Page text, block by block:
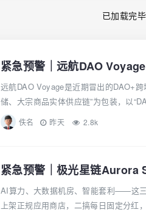
已加载完
远航DAO Voyage是近期冒出的DAO+
储、大宗商品实体供应链”为包装，以
佚名 昨天 2.8k
紧急预警｜极光星链Aurora
AI算力、大数据机房、智能套利——这
上架正规应用商店，二搞每日固定分